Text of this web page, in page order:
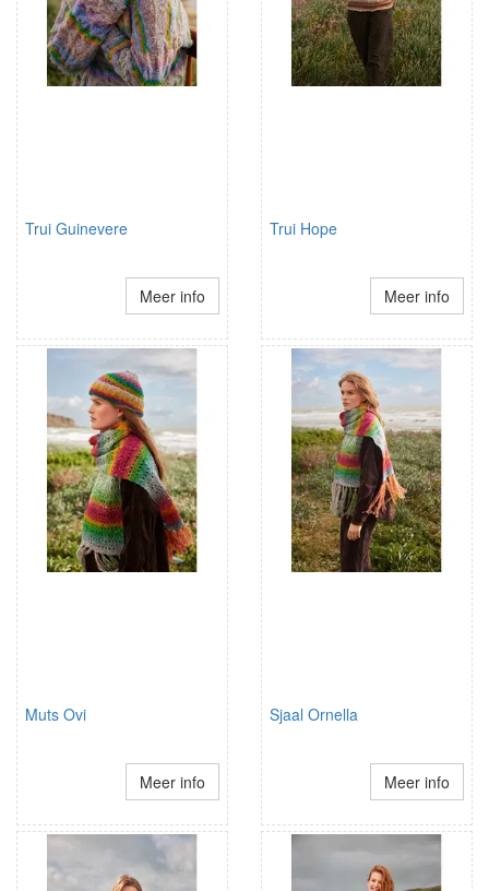
Trui Guinevere
Meer info
Trui Hope
Meer info
Muts Ovi
Meer info
Sjaal Ornella
Meer info